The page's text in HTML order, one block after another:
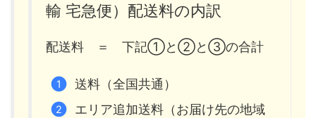
輸 宅急便）配送料の内訳
配送料 ＝ 下記①と②と③の合計
送料（全国共通）
エリア追加送料（お届け先の地域